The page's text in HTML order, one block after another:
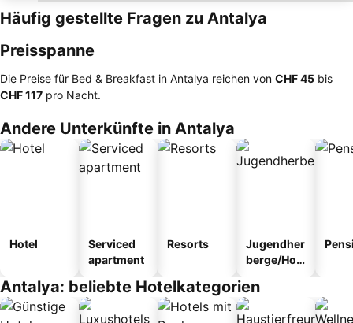
Häufig gestellte Fragen zu Antalya
Preisspanne
Die Preise für Bed & Breakfast in Antalya reichen von ‎CHF 45 bis
‎CHF 117 pro Nacht.
Andere Unterkünfte in Antalya
Hotel
Serviced
apartment
Resorts
Jugendher
berge/Hos
Antalya: beliebte Hotelkategorien